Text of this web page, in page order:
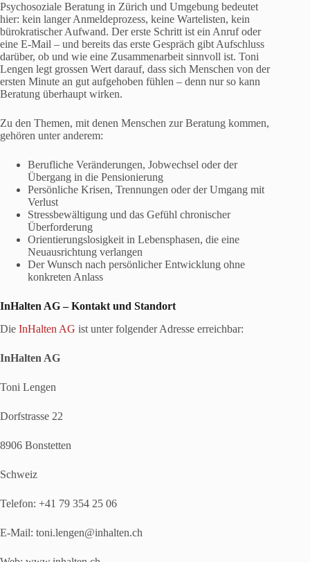
Psychosoziale Beratung in Zürich und Umgebung bedeutet
hier: kein langer Anmeldeprozess, keine Wartelisten, kein
bürokratischer Aufwand. Der erste Schritt ist ein Anruf oder
eine E-Mail – und bereits das erste Gespräch gibt Aufschluss
darüber, ob und wie eine Zusammenarbeit sinnvoll ist. Toni
Lengen legt grossen Wert darauf, dass sich Menschen von der
ersten Minute an gut aufgehoben fühlen – denn nur so kann
Beratung überhaupt wirken.
Zu den Themen, mit denen Menschen zur Beratung kommen,
gehören unter anderem:
Berufliche Veränderungen, Jobwechsel oder der
Übergang in die Pensionierung
Persönliche Krisen, Trennungen oder der Umgang mit
Verlust
Stressbewältigung und das Gefühl chronischer
Überforderung
Orientierungslosigkeit in Lebensphasen, die eine
Neuausrichtung verlangen
Der Wunsch nach persönlicher Entwicklung ohne
konkreten Anlass
InHalten AG – Kontakt und Standort
Die InHalten AG ist unter folgender Adresse erreichbar:
InHalten AG
Toni Lengen
Dorfstrasse 22
8906 Bonstetten
Schweiz
Telefon: +41 79 354 25 06
E-Mail: toni.lengen@inhalten.ch